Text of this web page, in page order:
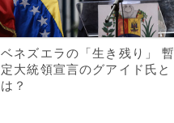
ベネズエラの「生き残り」 暫
定大統領宣言のグアイド氏と
は？